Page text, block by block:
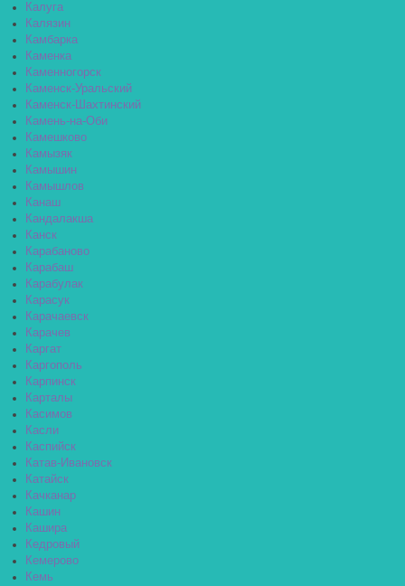
Калуга
Калязин
Камбарка
Каменка
Каменногорск
Каменск-Уральский
Каменск-Шахтинский
Камень-на-Оби
Камешково
Камызяк
Камышин
Камышлов
Канаш
Кандалакша
Канск
Карабаново
Карабаш
Карабулак
Карасук
Карачаевск
Карачев
Каргат
Каргополь
Карпинск
Карталы
Касимов
Касли
Каспийск
Катав-Ивановск
Катайск
Качканар
Кашин
Кашира
Кедровый
Кемерово
Кемь